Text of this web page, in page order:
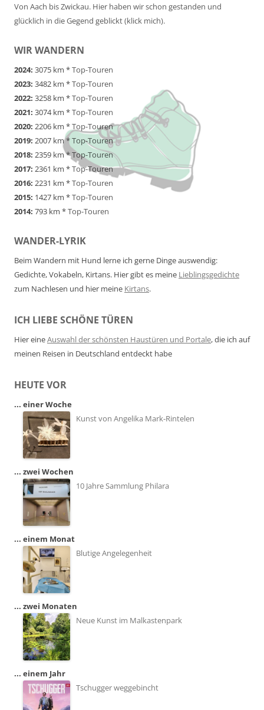
Von Aach bis Zwickau. Hier haben wir schon gestanden und
glücklich in die Gegend geblickt (klick mich).
WIR WANDERN
2024: 3075 km *Top-Touren
2023: 3482 km *Top-Touren
2022: 3258 km *Top-Touren
2021: 3074 km *Top-Touren
2020: 2206 km *Top-Touren
2019: 2007 km *Top-Touren
2018: 2359 km *Top-Touren
2017: 2361 km *Top-Touren
2016: 2231 km *Top-Touren
2015: 1427 km *Top-Touren
2014: 793 km *Top-Touren
WANDER-LYRIK
Beim Wandern mit Hund lerne ich gerne Dinge auswendig:
Gedichte, Vokabeln, Kirtans. Hier gibt es meine Lieblingsgedichte
zum Nachlesen und hier meine Kirtans.
ICH LIEBE SCHÖNE TÜREN
Hier eineAuswahl der schönsten Haustüren und Portale, die ich auf
meinen Reisen in Deutschland entdeckt habe
HEUTE VOR
... einer Woche
Kunst von Angelika Mark-Rintelen
... zwei Wochen
10 Jahre Sammlung Philara
... einem Monat
Blutige Angelegenheit
... zwei Monaten
Neue Kunst im Malkastenpark
... einem Jahr
Tschugger weggebincht